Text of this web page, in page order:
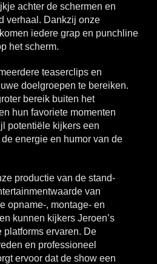
achter de schermen en
verhaal. Dankzij onze
iedere grap en punchline
het scherm.
teaserclips en
doelgroepen te bereiken.
bereik buiten het
hun favoriete momenten
potentiële kijkers een
energie en humor van de
productie van de stand-
van
opname-, montage- en
kunnen kijkers Jeroen’s
platforms ervaren. De
en professioneel
ervoor dat de show een